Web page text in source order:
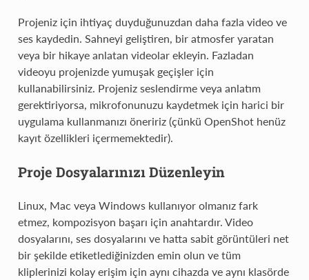
Projeniz için ihtiyaç duyduğunuzdan daha fazla video ve
ses kaydedin. Sahneyi geliştiren, bir atmosfer yaratan
veya bir hikaye anlatan videolar ekleyin. Fazladan
videoyu projenizde yumuşak geçişler için
kullanabilirsiniz. Projeniz seslendirme veya anlatım
gerektiriyorsa, mikrofonunuzu kaydetmek için harici bir
uygulama kullanmanızı öneririz (çünkü OpenShot henüz
kayıt özellikleri içermemektedir).
Proje Dosyalarınızı Düzenleyin
Linux, Mac veya Windows kullanıyor olmanız fark
etmez, kompozisyon başarı için anahtardır. Video
dosyalarını, ses dosyalarını ve hatta sabit görüntüleri net
bir şekilde etiketlediğinizden emin olun ve tüm
kliplerinizi kolay erişim için aynı cihazda ve aynı klasörde